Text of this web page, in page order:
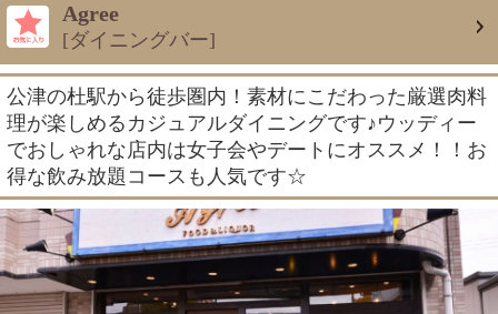
Agree
[ダイニングバー]
公津の杜駅から徒歩圏内！素材にこだわった厳選肉料
理が楽しめるカジュアルダイニングです♪ウッディー
でおしゃれな店内は女子会やデートにオススメ！！お
得な飲み放題コースも人気です☆